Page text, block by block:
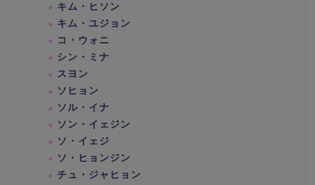
キム・ヒソン
キム・ユジョン
コ・ウォニ
シン・ミナ
スヨン
ソヒョン
ソル・イナ
ソン・イェジン
ソ・イェジ
ソ・ヒョンジン
チュ・ジャヒョン